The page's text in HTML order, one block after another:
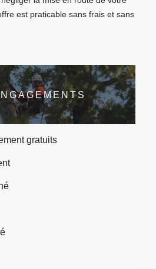
est praticable sans frais et sans
gratuits